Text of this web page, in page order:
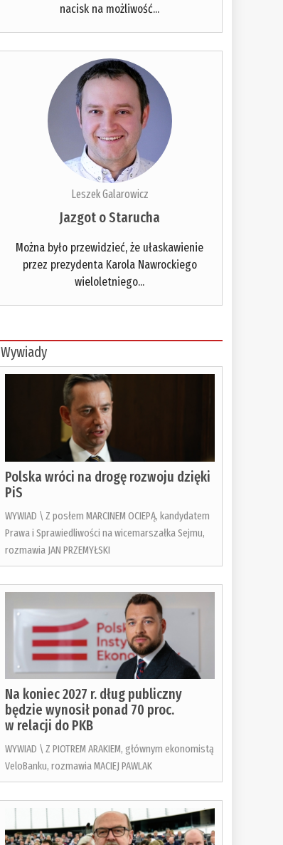
nacisk na możliwość...
Leszek Galarowicz
Jazgot o Starucha
Można było przewidzieć, że ułaskawienie
przez prezydenta Karola Nawrockiego
wieloletniego...
Wywiady
Polska wróci na drogę rozwoju dzięki
PiS
WYWIAD \ Z posłem MARCINEM OCIEPĄ, kandydatem
Prawa i Sprawiedliwości na wicemarszałka Sejmu,
rozmawia JAN PRZEMYŁSKI
Na koniec 2027 r. dług publiczny
będzie wynosił ponad 70 proc.
w relacji do PKB
WYWIAD \ Z PIOTREM ARAKIEM, głównym ekonomistą
VeloBanku, rozmawia MACIEJ PAWLAK